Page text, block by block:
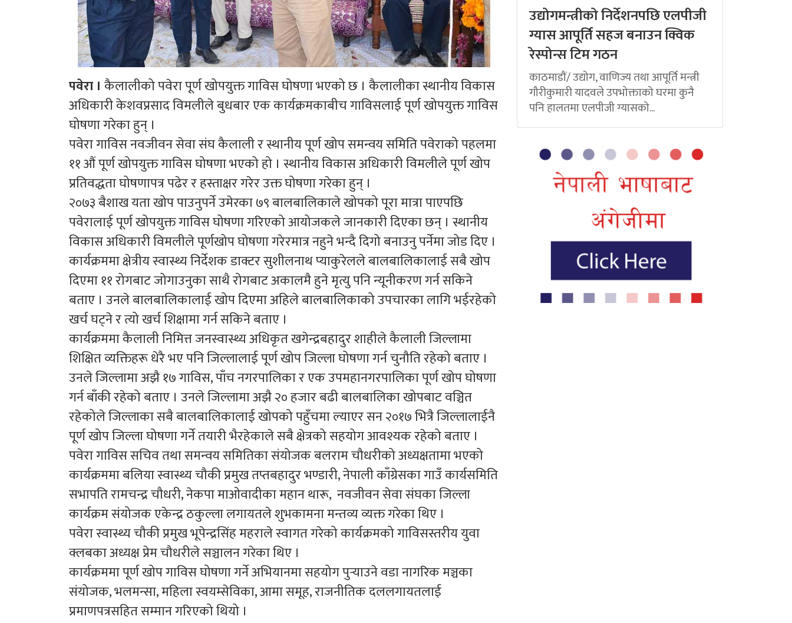
पवेरा । कैलालीको पवेरा पूर्ण खोपयुक्त गाविस घोषणा भएको छ । कैलालीका स्थानीय विकास
अधिकारी केशवप्रसाद विमलीले बुधबार एक कार्यक्रमकाबीच गाविसलाई पूर्ण खोपयुक्त गाविस
घोषणा गरेका हुन् ।
पवेरा गाविस नवजीवन सेवा संघ कैलाली र स्थानीय पूर्ण खोप समन्वय समिति पवेराको पहलमा
११ औं पूर्ण खोपयुक्त गाविस घोषणा भएको हो । स्थानीय विकास अधिकारी विमलीले पूर्ण खोप
प्रतिवद्धता घोषणापत्र पढेर र हस्ताक्षर गरेर उक्त घोषणा गरेका हुन् ।
२०७३ बैशाख यता खोप पाउनुपर्ने उमेरका ७९ बालबालिकाले खोपको पूरा मात्रा पाएपछि
पवेरालाई पूर्ण खोपयुक्त गाविस घोषणा गरिएको आयोजकले जानकारी दिएका छन् । स्थानीय
विकास अधिकारी विमलीले पूर्णखोप घोषणा गरेरमात्र नहुने भन्दै दिगो बनाउनु पर्नेमा जोड दिए ।
कार्यक्रममा क्षेत्रीय स्वास्थ्य निर्देशक डाक्टर सुशीलनाथ प्याकुरेलले बालबालिकालाई सबै खोप
दिएमा ११ रोगबाट जोगाउनुका साथै रोगबाट अकालमै हुने मृत्यु पनि न्यूनीकरण गर्न सकिने
बताए । उनले बालबालिकालाई खोप दिएमा अहिले बालबालिकाको उपचारका लागि भईरहेको
खर्च घट्ने र त्यो खर्च शिक्षामा गर्न सकिने बताए ।
कार्यक्रममा कैलाली निमित्त जनस्वास्थ्य अधिकृत खगेन्द्रबहादुर शाहीले कैलाली जिल्लामा
शिक्षित व्यक्तिहरू धेरै भए पनि जिल्लालाई पूर्ण खोप जिल्ला घोषणा गर्न चुनौति रहेको बताए ।
उनले जिल्लामा अझै १७ गाविस, पाँच नगरपालिका र एक उपमहानगरपालिका पूर्ण खोप घोषणा
गर्न बाँकी रहेको बताए । उनले जिल्लामा अझै २० हजार बढी बालबालिका खोपबाट वञ्चित
रहेकोले जिल्लाका सबै बालबालिकालाई खोपको पहुँचमा ल्याएर सन २०१७ भित्रै जिल्लालाईनै
पूर्ण खोप जिल्ला घोषणा गर्ने तयारी भैरहेकाले सबै क्षेत्रको सहयोग आवश्यक रहेको बताए ।
पवेरा गाविस सचिव तथा समन्वय समितिका संयोजक बलराम चौधरीको अध्यक्षतामा भएको
कार्यक्रममा बलिया स्वास्थ्य चौकी प्रमुख तप्तबहादुर भण्डारी, नेपाली काँग्रेसका गाउँ कार्यसमिति
सभापति रामचन्द्र चौधरी, नेकपा माओवादीका महान थारू, नवजीवन सेवा संघका जिल्ला
कार्यक्रम संयोजक एकेन्द्र ठकुल्ला लगायतले शुभकामना मन्तव्य व्यक्त गरेका थिए ।
पवेरा स्वास्थ्य चौकी प्रमुख भूपेन्द्रसिंह महराले स्वागत गरेको कार्यक्रमको गाविसस्तरीय युवा
क्लबका अध्यक्ष प्रेम चौधरीले सञ्चालन गरेका थिए ।
कार्यक्रममा पूर्ण खोप गाविस घोषणा गर्ने अभियानमा सहयोग पुर्‍याउने वडा नागरिक मञ्चका
संयोजक, भलमन्सा, महिला स्वयम्सेविका, आमा समूह, राजनीतिक दललगायतलाई
प्रमाणपत्रसहित सम्मान गरिएको थियो ।
उद्योगमन्त्रीको निर्देशनपछि एलपीजी
ग्यास आपूर्ति सहज बनाउन क्विक
रेस्पोन्स टिम गठन
काठमाडौं/ उद्योग, वाणिज्य तथा आपूर्ति मन्त्री
गौरीकुमारी यादवले उपभोक्ताको घरमा कुनै
पनि हालतमा एलपीजी ग्यासको...